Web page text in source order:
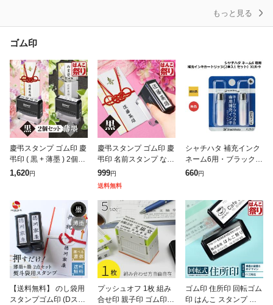
もっと見る
ゴム印
慶弔スタンプ ゴム印 慶
弔印 ( 黒 + 薄墨 ) 2個セ
ット 慶弔印 のし袋スタ
1,620円
慶弔スタンプ ゴム印 慶
弔印 名前スタンプ なま
え はんこ のし袋スタン
プ (HK070) のし袋用ス
タンプ
999円
送料無料
シャチハタ 補充インク
ネーム6用・ブラック8
用 カートリッジ XLR-9
番
660円
【送料無料】 のし袋用
スタンプゴム印 (Dスタ
プッシュオフ 1枚 組み
合せ印 親子印 ゴム印
ゴム印 住所印 回転ゴム
印 はんこ スタンプ 会